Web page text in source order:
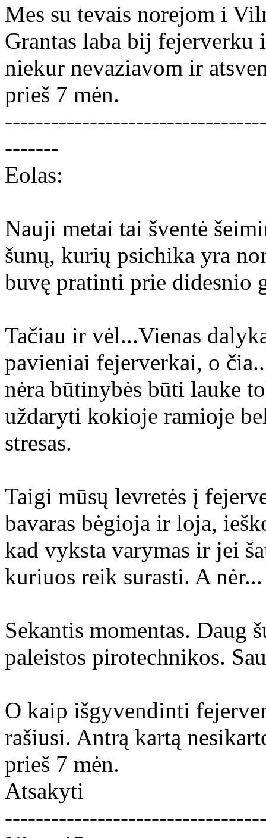
Mes su tevais norejom i
Grantas laba bij
niekur nevaziavom ir
prieš 7 mėn.
-------
Eolas:
Nauji metai tai šventė
šunų, kurių psichika yra
buvę pratinti prie didesnio
Tačiau ir vėl...Vienas
pavieniai fejerverkai, o
nėra būtinybės būti lauke
uždaryti kokioje ramioje
stresas.
Taigi mūsų levretės į
bavaras bėgioja ir loja,
kad vyksta varymas ir jei
kuriuos reik surasti. A nėr...
Sekantis momentas. Daug
paleistos pirotechnikos.
O kaip išgyvendinti
rašiusi. Antrą kartą
prieš 7 mėn.
Atsakyti